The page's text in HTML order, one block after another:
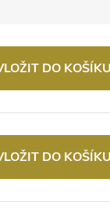
DO KOŠÍKU
DO KOŠÍKU